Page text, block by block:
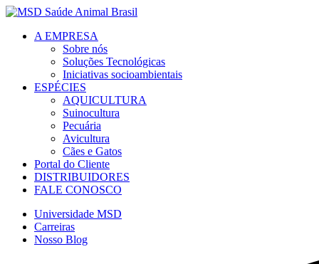
A EMPRESA
Sobre nós
Soluções Tecnológicas
Iniciativas socioambientais
ESPÉCIES
AQUICULTURA
Suinocultura
Pecuária
Avicultura
Cães e Gatos
Portal do Cliente
DISTRIBUIDORES
FALE CONOSCO
Universidade MSD
Carreiras
Nosso Blog